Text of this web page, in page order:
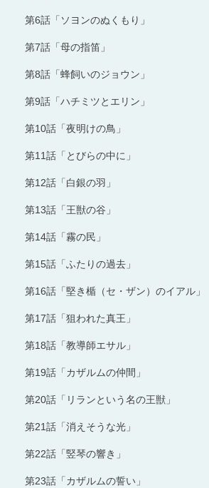
第6話「ソヨンのぬくもり」
第7話「母の指笛」
第8話「蜂飼いのジョウン」
第9話「ハチミツとエリン」
第10話「夜明けの鳥」
第11話「とびらの中に」
第12話「白銀の羽」
第13話「王獣の谷」
第14話「霧の民」
第15話「ふたりの過去」
第16話「堅き楯（セ・ザン）のイアル」
第17話「狙われた真王」
第18話「教導師エサル」
第19話「カザルムの仲間」
第20話「リランという名の王獣」
第21話「消えそうな光」
第22話「竪琴の響き」
第23話「カザルムの誓い」